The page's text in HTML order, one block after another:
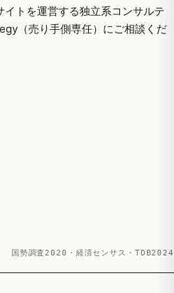
トを運営する独立系コンサルテ
（売り手側専任）にご相談くだ
国勢調査2020・経済センサス・TDB2024